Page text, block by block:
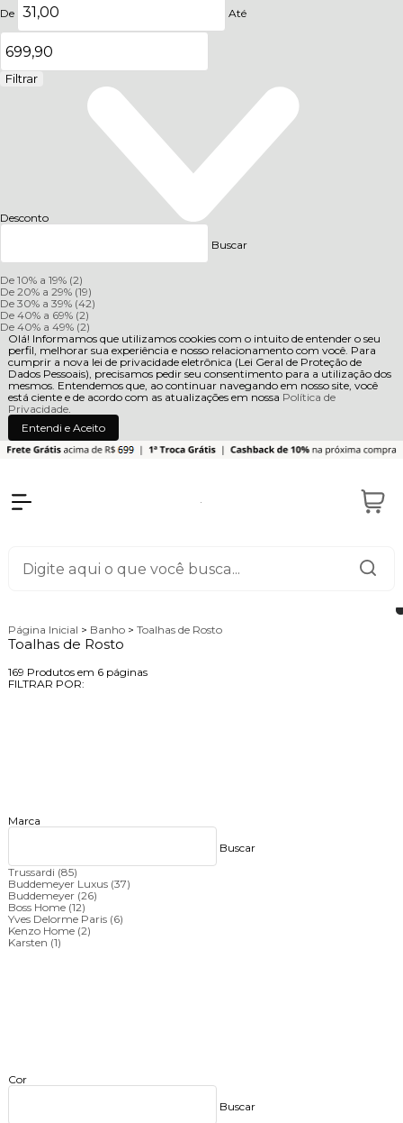
De Até
Filtrar
Desconto
Buscar
De 10% a 19% (2)
De 20% a 29% (19)
De 30% a 39% (42)
De 40% a 69% (2)
De 40% a 49% (2)
Olá! Informamos que utilizamos cookies com o intuito de entender o seu
perfil, melhorar sua experiência e nosso relacionamento com você. Para
cumprir a nova lei de privacidade eletrônica (Lei Geral de Proteção de
Dados Pessoais), precisamos pedir seu consentimento para a utilização dos
mesmos. Entendemos que, ao continuar navegando em nosso site, você
está ciente e de acordo com as atualizações em nossa Política de
Privacidade.
Entendi e Aceito
Página Inicial > Banho > Toalhas de Rosto
Toalhas de Rosto
169 Produtos em 6 páginas
FILTRAR POR:
Marca
Buscar
Trussardi (85)
Buddemeyer Luxus (37)
Buddemeyer (26)
Boss Home (12)
Yves Delorme Paris (6)
Kenzo Home (2)
Karsten (1)
Cor
Buscar